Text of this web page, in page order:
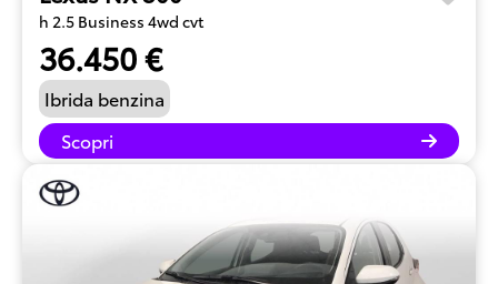
h 2.5 Business 4wd cvt
36.450 €
Ibrida benzina
Scopri